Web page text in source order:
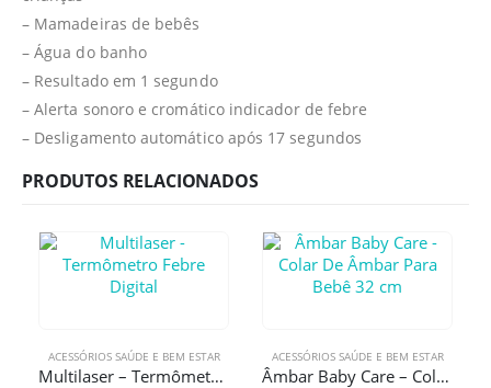
– Mamadeiras de bebês
– Água do banho
– Resultado em 1 segundo
– Alerta sonoro e cromático indicador de febre
– Desligamento automático após 17 segundos
PRODUTOS RELACIONADOS
ACESSÓRIOS SAÚDE E BEM ESTAR
Multilaser – Termômetro Febre Digital
ACESSÓRIOS SAÚDE E BEM ESTAR
Âmbar Baby Care – Colar De Âmbar Para Bebê 32 cm